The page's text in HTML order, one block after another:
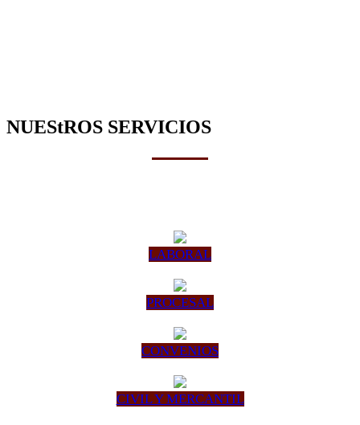
NUEStROS SERVICIOS
LABORAL
PROCESAL
CONVENIOS
CIVIL Y MERCANTIL